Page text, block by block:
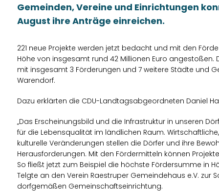
Gemeinden, Vereine und Einrichtungen
August ihre Anträge einreichen.
221 neue Projekte werden jetzt bedacht und mit den
Höhe von insgesamt rund 42 Millionen Euro
mit insgesamt 3 Förderungen und 7 weitere Städte und
Warendorf.
Dazu erklärten die CDU-Landtagsabgeordneten Daniel
Das Erscheinungsbild und die Infrastruktur in unseren
für die Lebensqualität im ländlichen Raum.
kulturelle Veränderungen stellen die Dörfer und ihre
Herausforderungen. Mit den Fördermitteln können
So fließt jetzt zum Beispiel die höchste Fördersumme in
Telgte an den Verein Raestruper Gemeindehaus e.V. zur
dorfgemäßen Gemeinschaftseinrichtung.